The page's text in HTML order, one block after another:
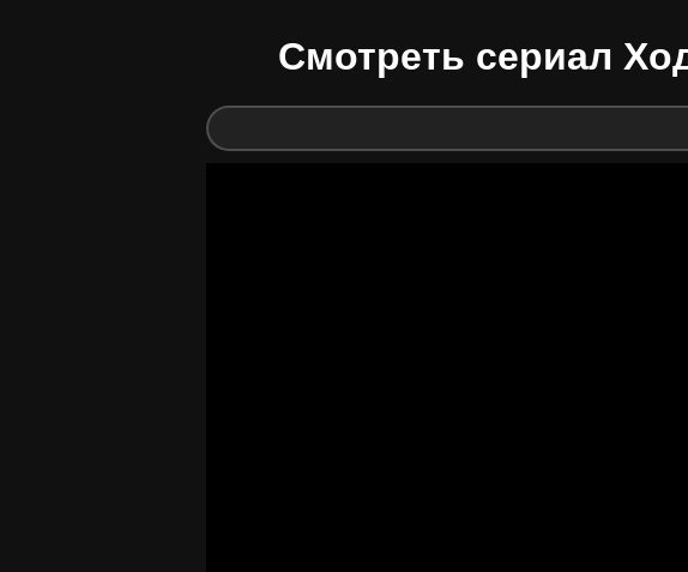
Смотреть сериал